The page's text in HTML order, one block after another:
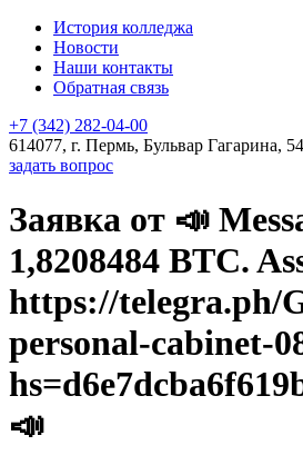
История колледжа
Новости
Наши контакты
Обратная связь
+7 (342) 282-04-00
614077, г. Пермь, Бульвар Гагарина, 54
задать вопрос
Заявка от 📣
1,8208484 BTC.
https://telegra.ph/
personal-cabinet-
📣